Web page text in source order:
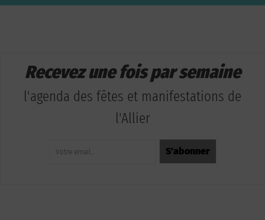
Recevez une fois par semaine
l'agenda des fêtes et manifestations de
l'Allier